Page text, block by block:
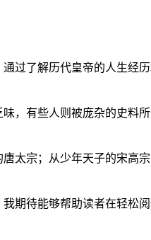
过了解历代皇帝的人生经
，有些人则被庞杂的史料
太宗；从少年天子的宋高
期待能够帮助读者在轻松